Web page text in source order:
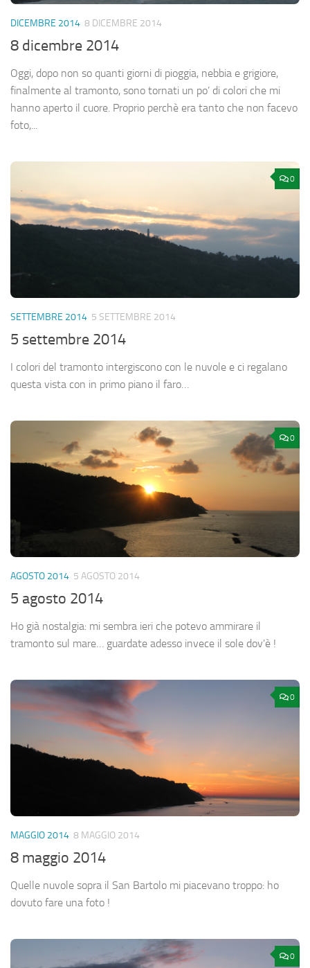
DICEMBRE 2014 8 DICEMBRE 2014
8 dicembre 2014
Oggi, dopo non so quanti giorni di pioggia, nebbia e grigiore,
finalmente al tramonto, sono tornati un po’ di colori che mi
hanno aperto il cuore. Proprio perchè era tanto che non facevo
foto,...
0
SETTEMBRE 2014 5 SETTEMBRE 2014
5 settembre 2014
I colori del tramonto intergiscono con le nuvole e ci regalano
questa vista con in primo piano il faro…
0
AGOSTO 2014 5 AGOSTO 2014
5 agosto 2014
Ho già nostalgia: mi sembra ieri che potevo ammirare il
tramonto sul mare… guardate adesso invece il sole dov’è !
0
MAGGIO 2014 8 MAGGIO 2014
8 maggio 2014
Quelle nuvole sopra il San Bartolo mi piacevano troppo: ho
dovuto fare una foto !
0